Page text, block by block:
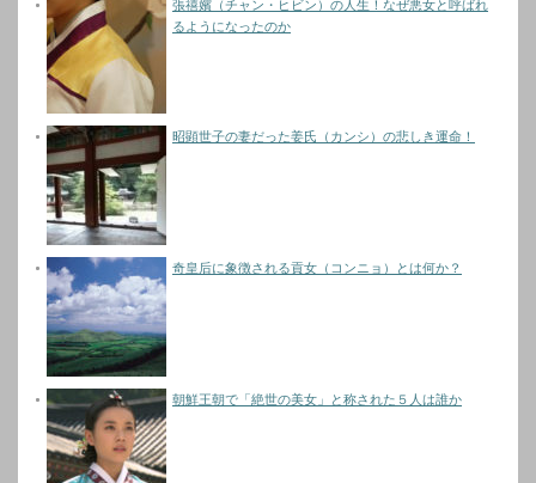
張禧嬪（チャン・ヒビン）の人生！なぜ悪女と呼ばれ
るようになったのか
昭顕世子の妻だった姜氏（カンシ）の悲しき運命！
奇皇后に象徴される貢女（コンニョ）とは何か？
朝鮮王朝で「絶世の美女」と称された５人は誰か